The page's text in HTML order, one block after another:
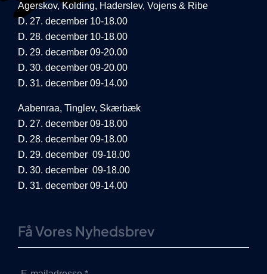
Agerskov, Kolding, Haderslev, Vojens & Ribe
D. 27. december 10-18.00
D. 28. december 10-18.00
D. 29. december 09-20.00
D. 30. december 09-20.00
D. 31. december 09-14.00
Aabenraa, Tinglev, Skærbæk
D. 27. december 09-18.00
D. 28. december 09-18.00
D. 29. december 09-18.00
D. 30. december 09-18.00
D. 31. december 09-14.00
Få Vores Nyhedsbrev